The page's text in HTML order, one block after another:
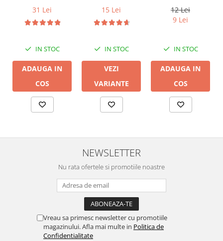
DB 16/2,
conductor cupru
LGC
31 Lei
IN STOC
ADAUGA IN
COS
15 Lei
IN STOC
VEZI
VARIANTE
14B, 2 x 2mm
12 Lei
9 Lei
IN STOC
ADAUGA IN
COS
NEWSLETTER
Nu rata ofertele si promotiile noastre
Vreau sa primesc newsletter cu promotiile
magazinului. Afla mai multe in Politica de
Confidentialitate